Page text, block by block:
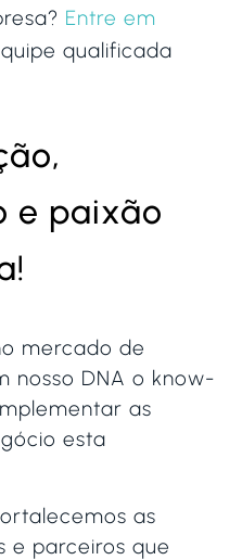
Entre em
qualificada
e paixão
mercado de
nosso DNA o know-
as
esta
as
e parceiros que